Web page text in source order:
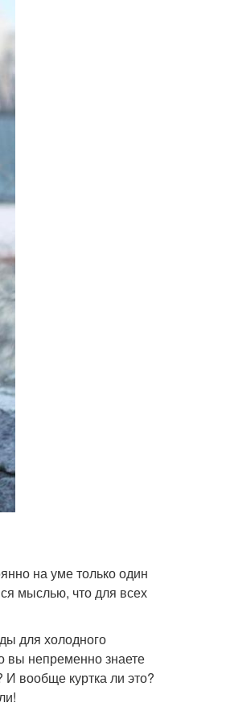
на уме только один
мыслью, что для всех
для холодного
вы непременно знаете
И вообще куртка ли это?